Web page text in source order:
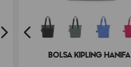
BOLSA KIPLING HANIFA